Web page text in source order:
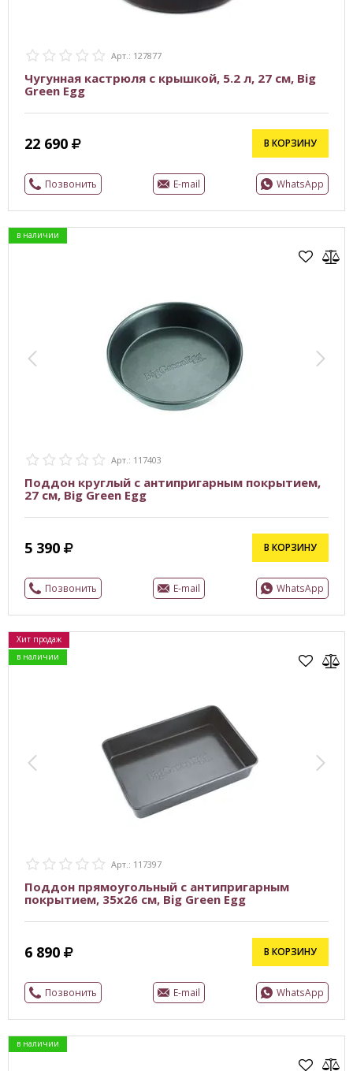
Арт.: 127877
Чугунная кастрюля с крышкой, 5.2 л, 27 см, Big
Green Egg
22 690 В КОРЗИНУ
Позвонить E-mail WhatsApp
в наличии
Арт.: 117403
Поддон круглый с антипригарным покрытием,
27 см, Big Green Egg
5 390 В КОРЗИНУ
Позвонить E-mail WhatsApp
Хит продаж
в наличии
Арт.: 117397
Поддон прямоугольный с антипригарным
покрытием, 35х26 см, Big Green Egg
6 890 В КОРЗИНУ
Позвонить E-mail WhatsApp
в наличии